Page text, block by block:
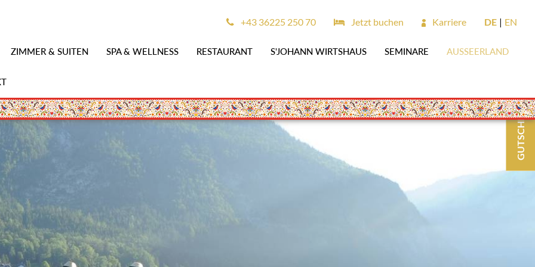
ZIMMER & SUITEN SPA & WELLNESS RESTAURANT S'JOHANN WIRTSHAUS SEMINARE AUSSEERLAND
+43 36225 250 70 Jetzt buchen Karriere DE EN
GUTSCHEINE